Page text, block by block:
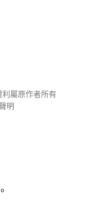
屬原作者所有
明